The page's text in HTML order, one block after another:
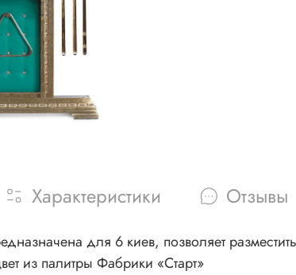
Характеристики Отзывы
для 6 киев, позволяет
из палитры Фабрики «Старт»